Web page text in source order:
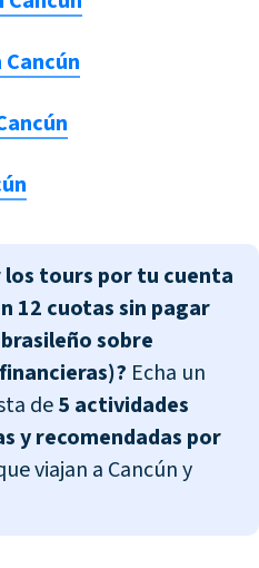
los tours por tu cuenta
12 cuotas sin pagar
sobre
Echa un
de5 actividades
y recomendadas por
viajan a Cancún y